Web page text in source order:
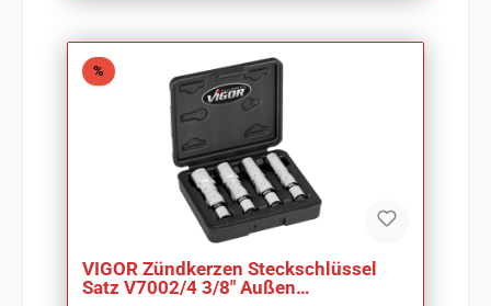
%Rabatt
VIGOR Zündkerzen Steckschlüssel
Satz V7002/4 3/8" Außen